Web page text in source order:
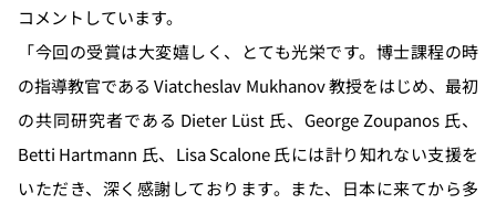
コメントしています。
「今回の受賞は大変嬉しく、とても光栄です。博士課程の時
の指導教官である Viatcheslav Mukhanov 教授をはじめ、最初
の共同研究者である Dieter Lüst 氏、George Zoupanos 氏、
Betti Hartmann 氏、Lisa Scalone 氏には計り知れない支援を
いただき、深く感謝しております。また、日本に来てから多